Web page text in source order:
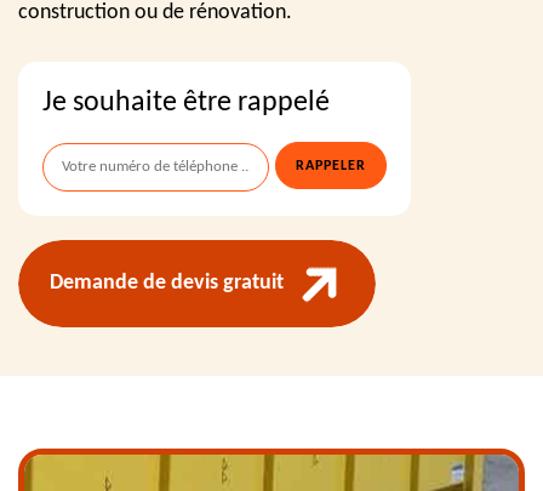
construction ou de rénovation.
Je souhaite être rappelé
Demande de devis gratuit